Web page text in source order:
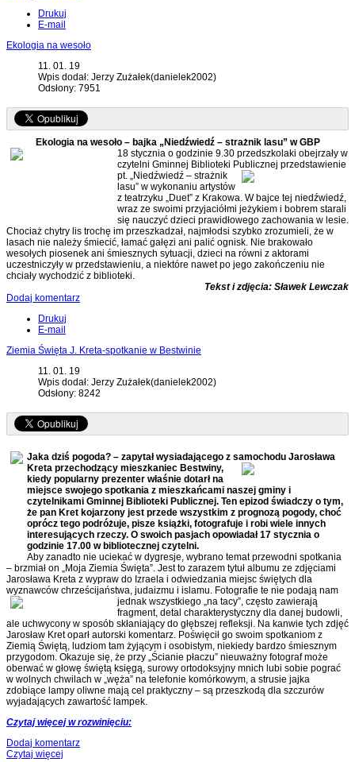
Drukuj
E-mail
Ekologia na wesoło
11. 01. 19
Wpis dodał: Jerzy Zużałek(danielek2002)
Odsłony: 7951
Ekologia na wesoło – bajka „Niedźwiedź – strażnik lasu” w GBP
18 stycznia o godzinie 9.30 przedszkolaki obejrzały w
czytelni Gminnej Biblioteki Publicznej przedstawienie
pt. „Niedźwiedź – strażnik
lasu” w wykonaniu artystów
z teatrzyku „Duet” z Krakowa. W bajce tej niedźwiedź,
wraz ze swoimi przyjaciółmi jeżykiem i bobrem starali
się nauczyć dzieci prawidłowego zachowania w lesie.
Chociaż chytry lis trochę im przeszkadzał, najmłodsi szybko zrozumieli, że w
lasach nie należy śmiecić, łamać gałęzi ani palić ognisk. Nie brakowało
wesołych piosenek ani śmiesznych sytuacji, dzieci na równi z aktorami
uczestniczyły w przedstawieniu, a niektóre nawet po jego zakończeniu nie
chciały wychodzić z biblioteki.
Tekst i zdjęcia: Sławek Lewczak
Dodaj komentarz
Drukuj
E-mail
Ziemia Święta J. Kreta-spotkanie w Bestwinie
11. 01. 19
Wpis dodał: Jerzy Zużałek(danielek2002)
Odsłony: 8242
Jaka dziś pogoda? – zapytał wysiadającego z samochodu Jarosława
Kreta przechodzący mieszkaniec Bestwiny,
kiedy popularny prezenter właśnie dotarł na
miejsce swojego spotkania z mieszkańcami naszej gminy i
czytelnikami Gminnej Biblioteki Publicznej. Ten epizod świadczy o tym,
że pan Kret kojarzony jest przede wszystkim z prognozą pogody, choć
oprócz tego podróżuje, pisze książki, fotografuje i robi wiele innych
interesujących rzeczy. O swoich pasjach opowiadał 17 stycznia o
godzinie 17.00 w bibliotecznej czytelni.
Aby zanadto nie uciekać w dygresje, wybrano temat przewodni spotkania
– brzmiał on „Moja Ziemia Święta”. Jest to zarazem tytuł albumu ze zdjęciami
Jarosława Kreta z wypraw do Izraela i odwiedzania miejsc świętych dla
wyznawców chrześcijaństwa, judaizmu i islamu. Fotografie te nie podają nam
jednak wszystkiego „na tacy”, często zawierają
fragment, detal charakterystyczny dla danej budowli,
ale uchwycony w sposób skłaniający do głębszej refleksji. Na kanwie tych zdjęć
Jarosław Kret oparł autorski komentarz. Poświęcił go swoim spotkaniom z
Ziemią Świętą, ludziom tam żyjącym i osobistym, niekiedy bardzo śmiesznym
przygodom. Okazuje się, że przy „Ścianie płaczu” nieuważny fotograf może
oberwać w głowę świętą księgą, surowy ortodoksyjny mnich lubi sobie pograć
w wolnych chwilach w „węża” na telefonie komórkowym, a strusie jajka
zdobiące lampy oliwne mają cel praktyczny – są przeszkodą dla szczurów
wyjadających zawartość lampek.
Czytaj więcej w rozwinięciu:
Dodaj komentarz
Czytaj więcej